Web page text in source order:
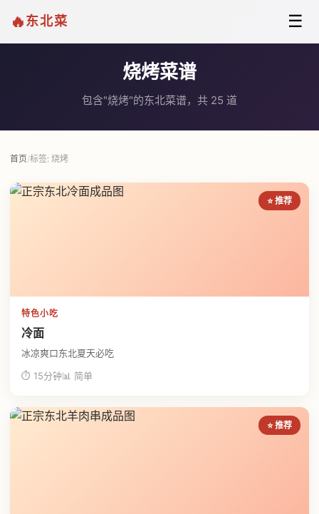
🔥东北菜 ☰
烧烤菜谱
包含"烧烤"的东北菜谱，共 25 道
首页/标签: 烧烤
⭐ 推荐
特色小吃
冷面
冰凉爽口东北夏天必吃
⏱ 15分钟📊 简单
⭐ 推荐